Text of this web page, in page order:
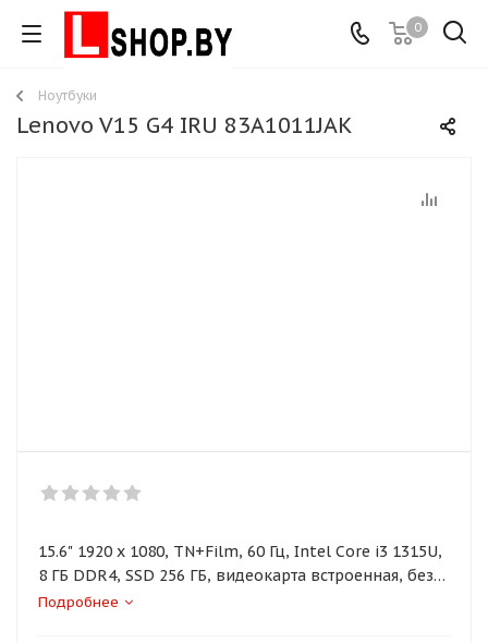
0
Ноутбуки
Lenovo V15 G4 IRU 83A1011JAK
15.6" 1920 x 1080, TN+Film, 60 Гц, Intel Core i3 1315U,
8 ГБ DDR4, SSD 256 ГБ, видеокарта встроенная, без
ОС, цвет крышки черный, аккумулятор 38 Вт·ч
Подробнее